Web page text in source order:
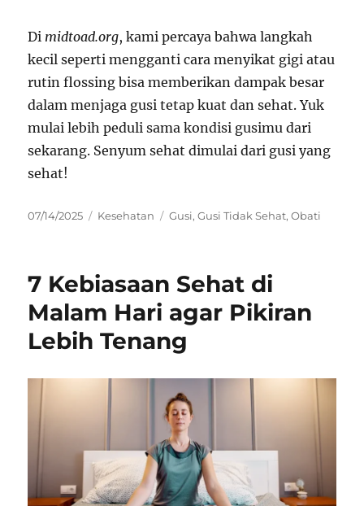
Di midtoad.org, kami percaya bahwa langkah
kecil seperti mengganti cara menyikat gigi atau
rutin flossing bisa memberikan dampak besar
dalam menjaga gusi tetap kuat dan sehat. Yuk
mulai lebih peduli sama kondisi gusimu dari
sekarang. Senyum sehat dimulai dari gusi yang
sehat!
Posted
07/14/2025 Categories
Kesehatan Tags
Gusi,Gusi Tidak Sehat,Obati
7 Kebiasaan Sehat di
Malam Hari agar Pikiran
Lebih Tenang